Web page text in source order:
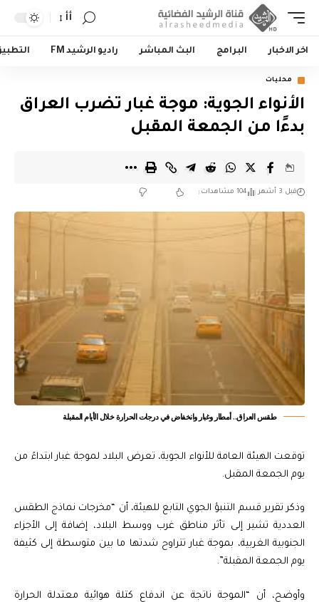
أأ
اخر الاخبار البرامج البث المباشر راديو الرشيد FM
محليات
الأنواء الجوية: موجة غبار تضرب العراق
بدءًا من الجمعة المقبل
قبل 3 أشهر 104 مشاهدات
طقس العراق.. أمطار وغبار وانخفاض في درجات الحرارة خلال الأيام المقبلة
توقعت الهيئة العامة للأنواء الجوية، تعرض البلاد لموجة غبار ابتداءً من
يوم الجمعة المقبل.
وذكر تقرير قسم التنبؤ الجوي التابع للهيئة، أن “مخرجات نماذج الطقس
العددية تشير إلى تأثر مناطق غرب ووسط البلاد، إضافة إلى الأجزاء
الجنوبية الغربية، بموجة غبار تتراوح شدتها ما بين متوسطة إلى كثيفة
يوم الجمعة المقبلة”.
وأوضح، أن “الموجة ناتجة عن اندفاع كتلة هوائية معتدلة الحرارة